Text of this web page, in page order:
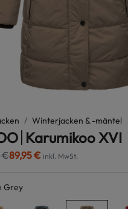
Winterjacken & -mäntel
Karumikoo XVI
€89,95 € inkl. MwSt.
Grey